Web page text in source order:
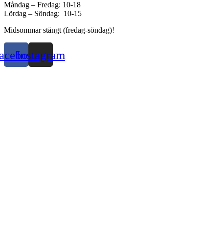
Måndag – Fredag: 10-18
Lördag – Söndag: 10-15
Midsommar stängt (fredag-söndag)!
Instagram